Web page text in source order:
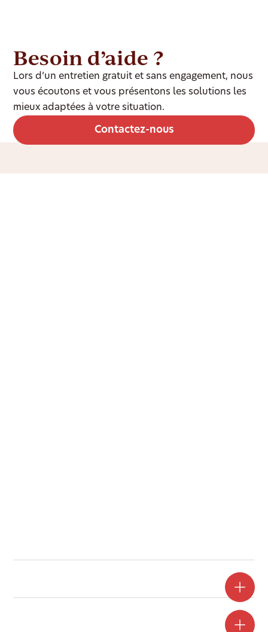
Besoin d’aide ?
Lors d’un entretien gratuit et sans engagement, nous
vous écoutons et vous présentons les solutions les
mieux adaptées à votre situation.
Contactez-nous